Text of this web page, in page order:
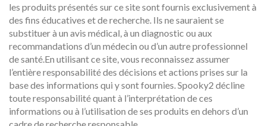
les produits présentés sur ce site sont fournis exclusivement à
des fins éducatives et de recherche. Ils ne sauraient se
substituer à un avis médical, à un diagnostic ou aux
recommandations d’un médecin ou d’un autre professionnel
de santé.En utilisant ce site, vous reconnaissez assumer
l’entière responsabilité des décisions et actions prises sur la
base des informations qui y sont fournies. Spooky2 décline
toute responsabilité quant à l’interprétation de ces
informations ou à l’utilisation de ses produits en dehors d’un